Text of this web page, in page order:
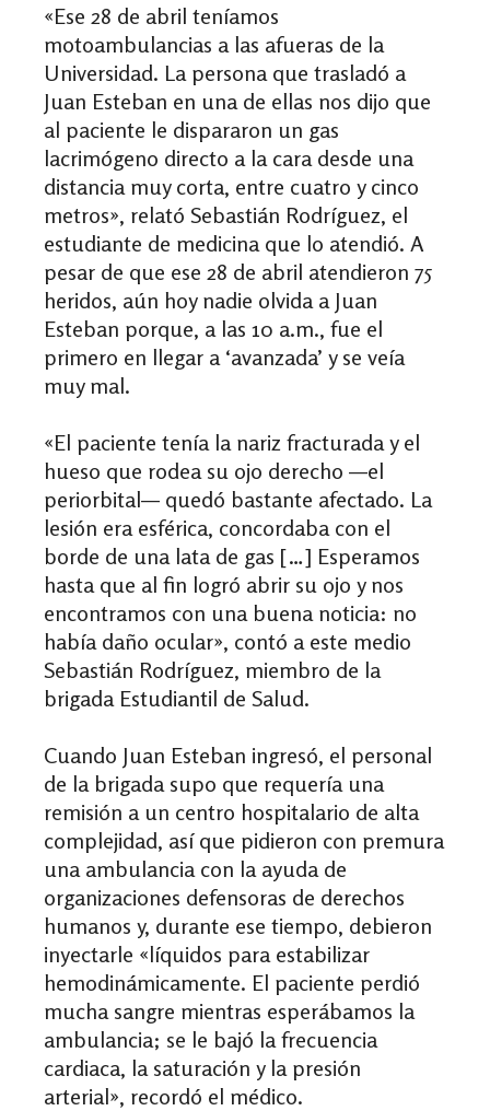
«Ese 28 de abril teníamos
motoambulancias a las afueras de la
Universidad. La persona que trasladó a
Juan Esteban en una de ellas nos dijo que
al paciente le dispararon un gas
lacrimógeno directo a la cara desde una
distancia muy corta, entre cuatro y cinco
metros», relató Sebastián Rodríguez, el
estudiante de medicina que lo atendió. A
pesar de que ese 28 de abril atendieron 75
heridos, aún hoy nadie olvida a Juan
Esteban porque, a las 10 a.m., fue el
primero en llegar a ‘avanzada’ y se veía
muy mal.
«El paciente tenía la nariz fracturada y el
hueso que rodea su ojo derecho —el
periorbital— quedó bastante afectado. La
lesión era esférica, concordaba con el
borde de una lata de gas […] Esperamos
hasta que al fin logró abrir su ojo y nos
encontramos con una buena noticia: no
había daño ocular», contó a este medio
Sebastián Rodríguez, miembro de la
brigada Estudiantil de Salud.
Cuando Juan Esteban ingresó, el personal
de la brigada supo que requería una
remisión a un centro hospitalario de alta
complejidad, así que pidieron con premura
una ambulancia con la ayuda de
organizaciones defensoras de derechos
humanos y, durante ese tiempo, debieron
inyectarle «líquidos para estabilizar
hemodinámicamente. El paciente perdió
mucha sangre mientras esperábamos la
ambulancia; se le bajó la frecuencia
cardiaca, la saturación y la presión
arterial», recordó el médico.